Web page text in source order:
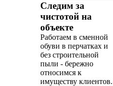
Следим за
чистотой на
объекте
Работаем в сменной
обуви в перчатках и
без строительной
пыли - бережно
относимся к
имуществу клиентов.